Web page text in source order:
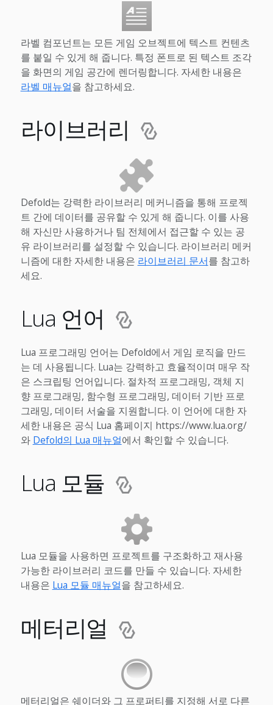
라벨 컴포넌트는 모든 게임 오브젝트에 텍스트 컨텐츠
를 붙일 수 있게 해 줍니다. 특정 폰트로 된 텍스트 조각
을 화면의 게임 공간에 렌더링합니다. 자세한 내용은
라벨 매뉴얼을 참고하세요.
라이브러리
Defold는 강력한 라이브러리 메커니즘을 통해 프로젝
트 간에 데이터를 공유할 수 있게 해 줍니다. 이를 사용
해 자신만 사용하거나 팀 전체에서 접근할 수 있는 공
유 라이브러리를 설정할 수 있습니다. 라이브러리 메커
니즘에 대한 자세한 내용은 라이브러리 문서를 참고하
세요.
Lua 언어
Lua 프로그래밍 언어는 Defold에서 게임 로직을 만드
는 데 사용됩니다. Lua는 강력하고 효율적이며 매우 작
은 스크립팅 언어입니다. 절차적 프로그래밍, 객체 지
향 프로그래밍, 함수형 프로그래밍, 데이터 기반 프로
그래밍, 데이터 서술을 지원합니다. 이 언어에 대한 자
세한 내용은 공식 Lua 홈페이지 https://www.lua.org/
와 Defold의 Lua 매뉴얼에서 확인할 수 있습니다.
Lua 모듈
Lua 모듈을 사용하면 프로젝트를 구조화하고 재사용
가능한 라이브러리 코드를 만들 수 있습니다. 자세한
내용은 Lua 모듈 매뉴얼을 참고하세요.
메터리얼
메터리얼은 쉐이더와 그 프로퍼티를 지정해 서로 다른